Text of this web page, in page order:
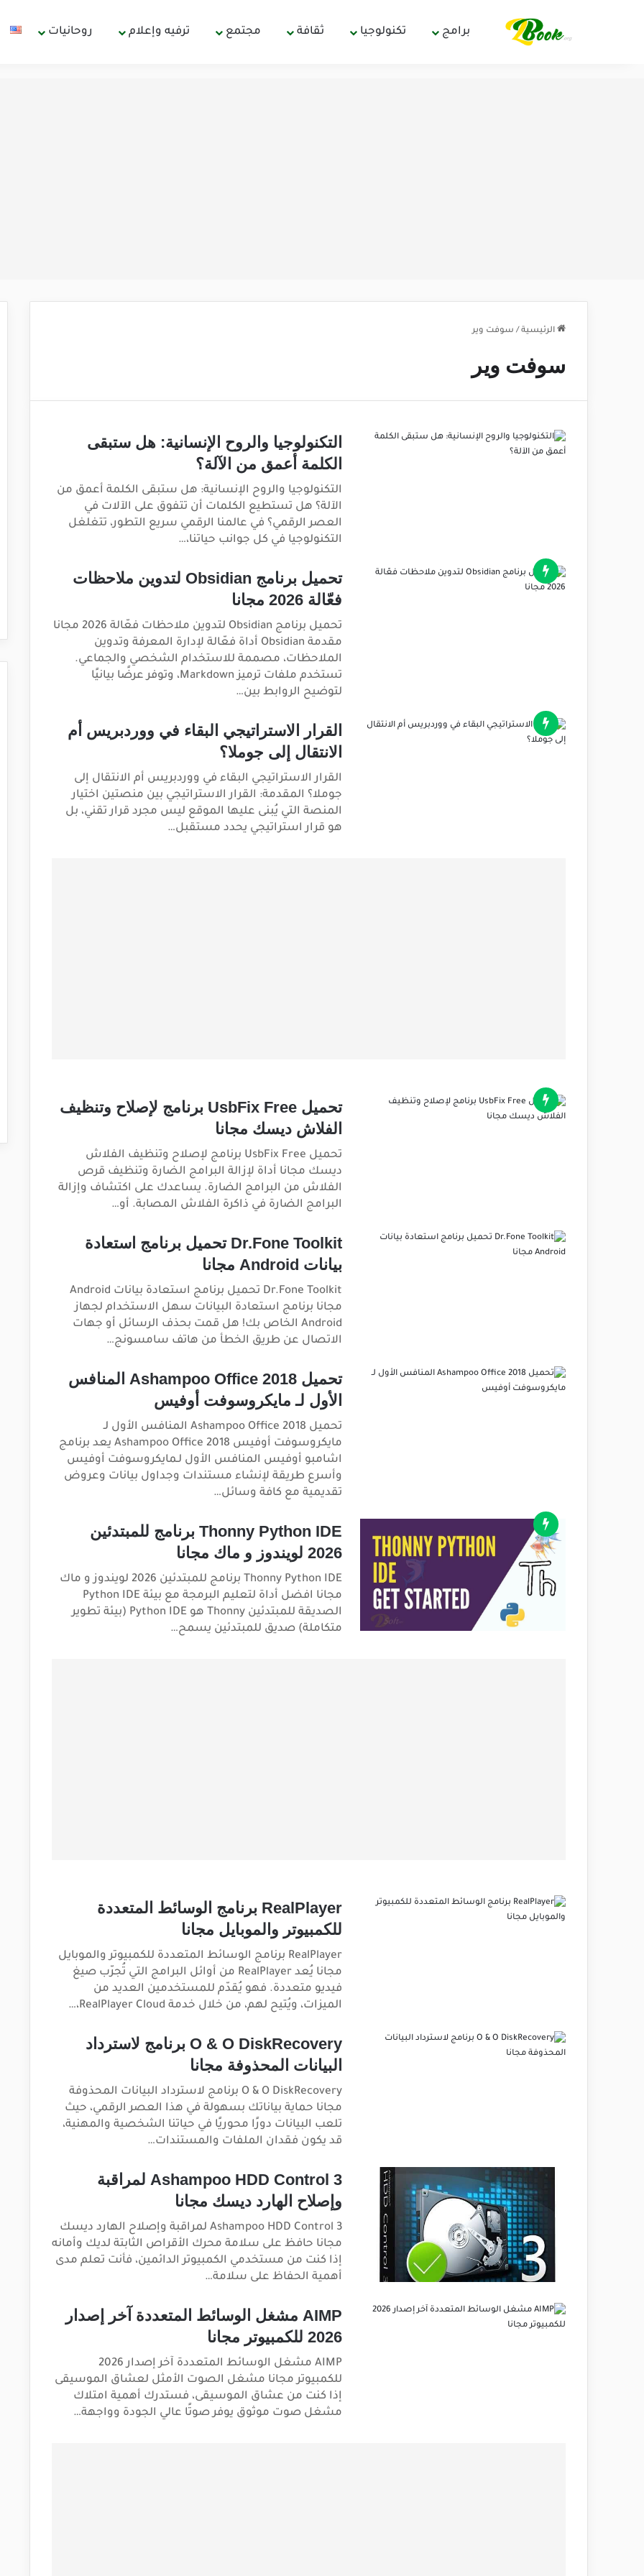
برامج تكنولوجيا ثقافة مجتمع ترفيه وإعلام روحانيات
الرئيسية / سوفت وير
سوفت وير
التكنولوجيا والروح الإنسانية: هل ستبقى
الكلمة أعمق من الآلة؟
التكنولوجيا والروح الإنسانية: هل ستبقى الكلمة أعمق من
الآلة؟ هل تستطيع الكلمات أن تتفوق على الآلات في
العصر الرقمي؟ في عالمنا الرقمي سريع التطور، تتغلغل
التكنولوجيا في كل جوانب حياتنا،…
تحميل برنامج Obsidian لتدوين ملاحظات
فعّالة 2026 مجانا
تحميل برنامج Obsidian لتدوين ملاحظات فعّالة 2026 مجانا
مقدمة Obsidian أداة فعّالة لإدارة المعرفة وتدوين
الملاحظات، مصممة للاستخدام الشخصي والجماعي.
تستخدم ملفات ترميز Markdown، وتوفر عرضًا بيانيًا
لتوضيح الروابط بين…
القرار الاستراتيجي البقاء في ووردبريس أم
الانتقال إلى جوملا؟
القرار الاستراتيجي البقاء في ووردبريس أم الانتقال إلى
جوملا؟ المقدمة: القرار الاستراتيجي بين منصتين اختيار
المنصة التي يُبنى عليها الموقع ليس مجرد قرار تقني، بل
هو قرار استراتيجي يحدد مستقبل…
تحميل UsbFix Free برنامج لإصلاح وتنظيف
الفلاش ديسك مجانا
تحميل UsbFix Free برنامج لإصلاح وتنظيف الفلاش
ديسك مجانا أداة لإزالة البرامج الضارة وتنظيف قرص
الفلاش من البرامج الضارة. يساعدك على اكتشاف وإزالة
البرامج الضارة في ذاكرة الفلاش المصابة. أو…
Dr.Fone Toolkit تحميل برنامج استعادة
بيانات Android مجانا
Dr.Fone Toolkit تحميل برنامج استعادة بيانات Android
مجانا برنامج استعادة البيانات سهل الاستخدام لجهاز
Android الخاص بك! هل قمت بحذف الرسائل أو جهات
الاتصال عن طريق الخطأ من هاتف سامسونج…
تحميل Ashampoo Office 2018 المنافس
الأول لـ مايكروسوفت أوفيس
تحميل Ashampoo Office 2018 المنافس الأول لـ
مايكروسوفت أوفيس Ashampoo Office 2018 يعد برنامج
اشامبو أوفيس المنافس الأول لـمايكروسوفت أوفيس
وأسرع طريقة لإنشاء مستندات وجداول بيانات وعروض
تقديمية مع كافة وسائل…
Thonny Python IDE برنامج للمبتدئين
2026 لويندوز و ماك مجانا
Thonny Python IDE برنامج للمبتدئين 2026 لويندوز و ماك
مجانا افضل أداة لتعليم البرمجة مع بيئة Python IDE
الصديقة للمبتدئين Thonny هو Python IDE (بيئة تطوير
متكاملة) صديق للمبتدئين يسمح…
RealPlayer برنامج الوسائط المتعددة
للكمبيوتر والموبايل مجانا
RealPlayer برنامج الوسائط المتعددة للكمبيوتر والموبايل
مجانا يُعد RealPlayer من أوائل البرامج التي تُجرّب صيغ
فيديو متعددة. فهو يُقدّم للمستخدمين العديد من
الميزات، ويُتيح لهم، من خلال خدمة RealPlayer Cloud،…
O & O DiskRecovery برنامج لاسترداد
البيانات المحذوفة مجانا
O & O DiskRecovery برنامج لاسترداد البيانات المحذوفة
مجانا حماية بياناتك بسهولة في هذا العصر الرقمي، حيث
تلعب البيانات دورًا محوريًا في حياتنا الشخصية والمهنية،
قد يكون فقدان الملفات والمستندات…
Ashampoo HDD Control 3 لمراقبة
وإصلاح الهارد ديسك مجانا
Ashampoo HDD Control 3 لمراقبة وإصلاح الهارد ديسك
مجانا حافظ على سلامة محرك الأقراص الثابتة لديك وأمانه
إذا كنت من مستخدمي الكمبيوتر الدائمين، فأنت تعلم مدى
أهمية الحفاظ على سلامة…
AIMP مشغل الوسائط المتعددة آخر إصدار
2026 للكمبيوتر مجانا
AIMP مشغل الوسائط المتعددة آخر إصدار 2026
للكمبيوتر مجانا مشغل الصوت الأمثل لعشاق الموسيقى
إذا كنت من عشاق الموسيقى، فستدرك أهمية امتلاك
مشغل صوت موثوق يوفر صوتًا عالي الجودة وواجهة…